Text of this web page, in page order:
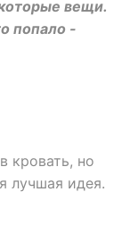
вещи.
попало -
кровать, но
лучшая идея.